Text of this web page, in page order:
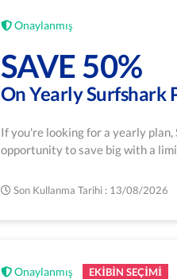
Onaylanmış
SAVE 50%
On Yearly Surfshark
If you're looking for a yearly
opportunity to save big with a
Son Kullanma Tarihi : 13/08/2026
Onaylanmış EKIBIN SEÇIMI